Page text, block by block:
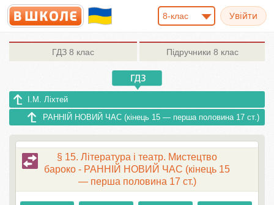
8-клас
ГДЗ 8 клас Підручники 8 клас
І.М. Ліхтей
РАННІЙ НОВИЙ ЧАС (кінець 15 — перша половина 17 ст.)
§ 15. Література і театр. Мистецтво
бароко - РАННІЙ НОВИЙ ЧАС (кінець 15
— перша половина 17 ст.)